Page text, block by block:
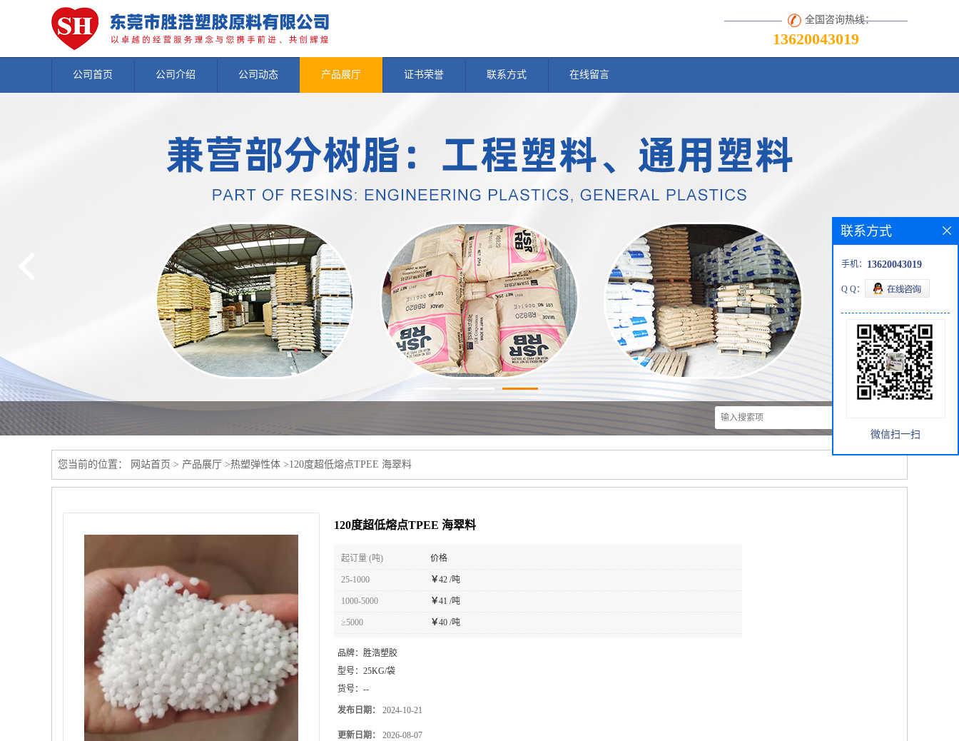
全国咨询热线：
13620043019
公司首页 公司介绍 公司动态 产品展厅 证书荣誉 联系方式 在线留言
您当前的位置： 网站首页 > 产品展厅 >热塑弹性体 >120度超低熔点TPEE 海翠料
120度超低熔点TPEE 海翠料
起订量 (吨) 价格
25-1000 ￥42 /吨
1000-5000 ￥41 /吨
≥5000 ￥40 /吨
品牌： 胜浩塑胶
型号： 25KG/袋
货号： --
发布日期： 2024-10-21
更新日期： 2026-08-07
联系方式
手机： 13620043019
Q Q：
微信扫一扫